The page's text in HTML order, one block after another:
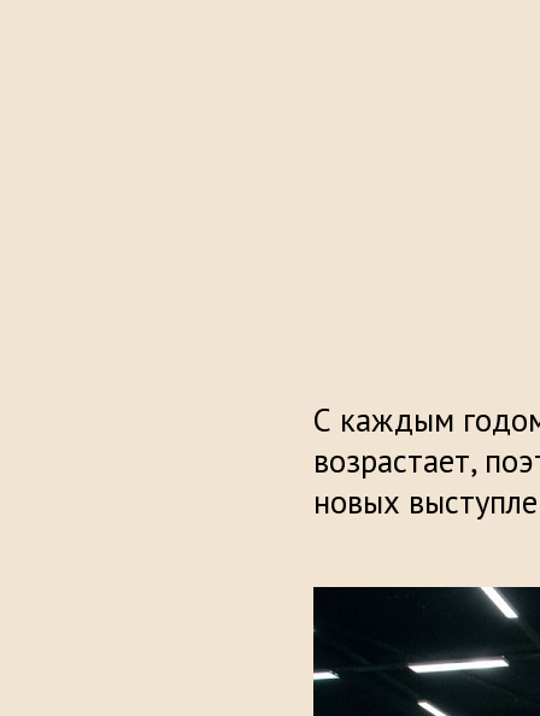
С каждым
возрастает,
новых